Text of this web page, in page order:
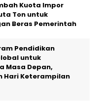
Kuota Impor
Ton untuk
Beras Pemerintah
Pendidikan
untuk
Masa Depan,
Hari Keterampilan